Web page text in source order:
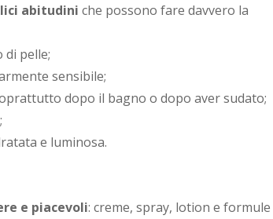
abitudini che possono fare davvero la
pelle;
sensibile;
dopo il bagno o dopo aver sudato;
e luminosa.
e piacevoli: creme, spray, lotion e formule